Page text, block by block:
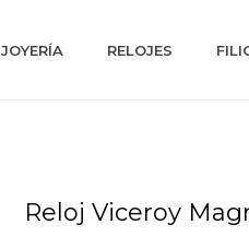
JOYERÍA RELOJES
Reloj Viceroy